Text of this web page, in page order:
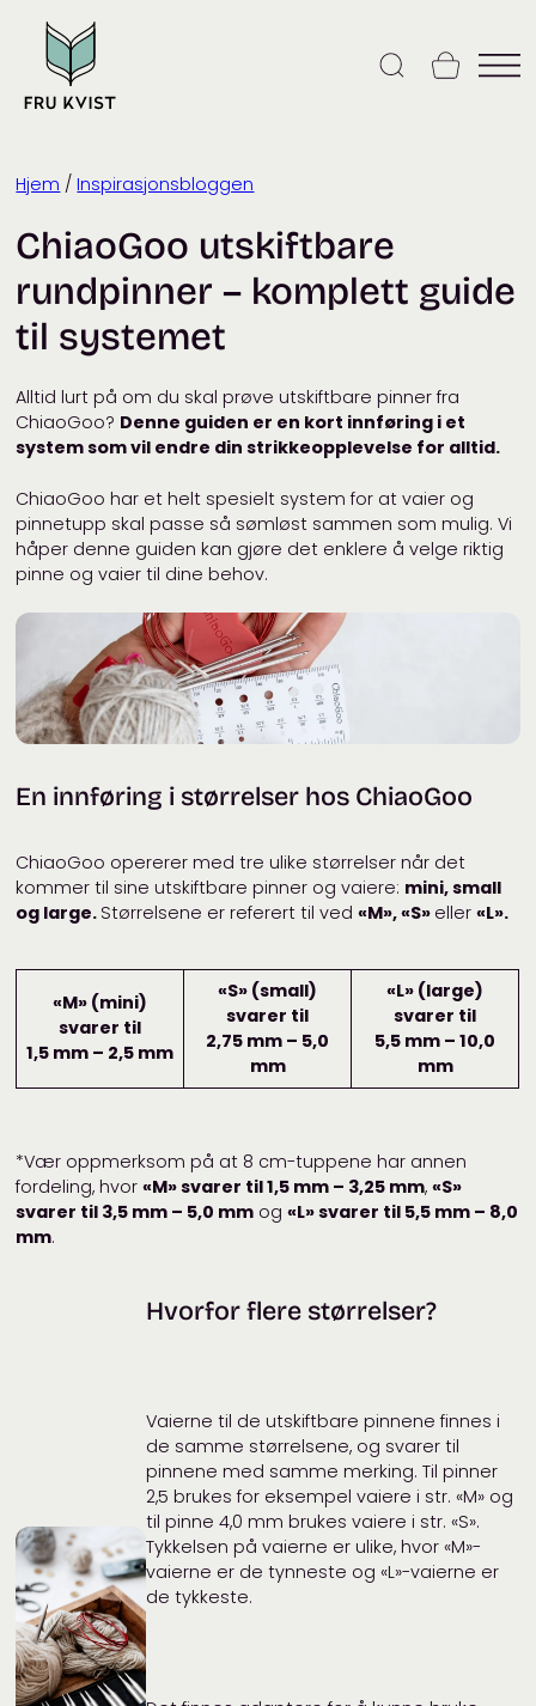
content
Hjem / Inspirasjonsbloggen
ChiaoGoo utskiftbare
rundpinner – komplett guide
til systemet
Alltid lurt på om du skal prøve utskiftbare pinner fra
ChiaoGoo? Denne guiden er en kort innføring i et
system som vil endre din strikkeopplevelse for alltid.
ChiaoGoo har et helt spesielt system for at vaier og
pinnetupp skal passe så sømløst sammen som mulig. Vi
håper denne guiden kan gjøre det enklere å velge riktig
pinne og vaier til dine behov.
En innføring i størrelser hos ChiaoGoo
ChiaoGoo opererer med tre ulike størrelser når det
kommer til sine utskiftbare pinner og vaiere: mini, small
og large. Størrelsene er referert til ved«M», «S» eller«L».
«M» (mini)
svarer til
1,5 mm – 2,5 mm
«S» (small)
svarer til
2,75 mm – 5,0
mm
«L» (large)
svarer til
5,5 mm – 10,0
mm
*Vær oppmerksom på at 8 cm-tuppene har annen
fordeling, hvor«M» svarer til 1,5 mm – 3,25 mm,«S»
svarer til 3,5 mm – 5,0 mm og«L» svarer til 5,5 mm – 8,0
mm.
Hvorfor flere størrelser?
Vaierne til de utskiftbare pinnene finnes i
de samme størrelsene, og svarer til
pinnene med samme merking. Til pinner
2,5 brukes for eksempel vaiere i str. «M» og
til pinne 4,0 mm brukes vaiere i str. «S».
Tykkelsen på vaierne er ulike, hvor «M»-
vaierne er de tynneste og «L»-vaierne er
de tykkeste.